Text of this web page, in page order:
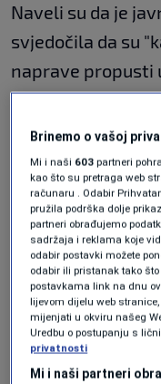
Naveli su da je
svjedočila da su
naprave propusti
odgovornost
okrivljavati
Navode da je
30. juna, u vezi
procedura,
prema riječima
obavještava
koju "uvodi
"nema ništa“.
proces, u skladu
Brinemo o vašoj
Mi i naši 603 partneri
kao što su pretraga web
računaru . Odabir
pružila podrška dolje
partneri obrađujemo
sadržaja i reklama koje
odabir postavki možete
odabir ili pristanak tako
postavkama link na dnu
lijevom dijelu web
mijenjati u okviru našeg
Uredbu o postupanju s
privatnosti
Mi i naši partneri